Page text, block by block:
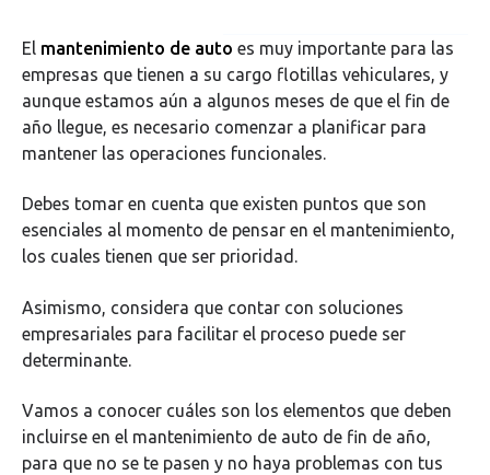
El mantenimiento de auto es muy importante para las
empresas que tienen a su cargo flotillas vehiculares, y
aunque estamos aún a algunos meses de que el fin de
año llegue, es necesario comenzar a planificar para
mantener las operaciones funcionales.
Debes tomar en cuenta que existen puntos que son
esenciales al momento de pensar en el mantenimiento,
los cuales tienen que ser prioridad.
Asimismo, considera que contar con soluciones
empresariales para facilitar el proceso puede ser
determinante.
Vamos a conocer cuáles son los elementos que deben
incluirse en el mantenimiento de auto de fin de año,
para que no se te pasen y no haya problemas con tus